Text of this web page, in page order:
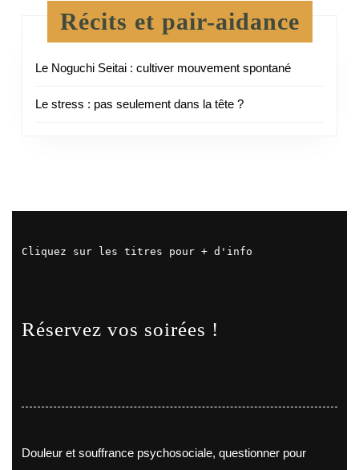
Récits et pair-aidance
Le Noguchi Seitai : cultiver mouvement spontané
Le stress : pas seulement dans la tête ?
Cliquez sur les titres pour + d'info
Réservez vos soirées !
Douleur et souffrance psychosociale, questionner pour